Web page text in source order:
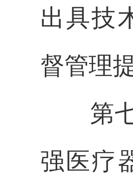
出具技
督管理
第
强医疗